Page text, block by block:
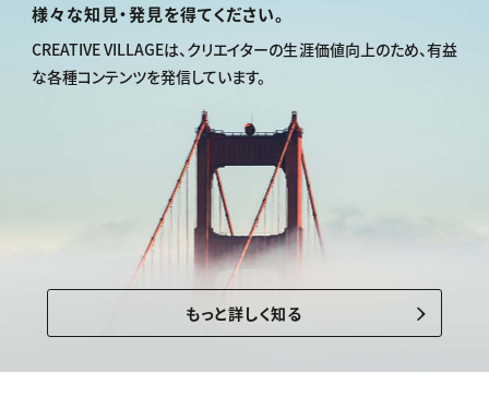
様々な知見・発見を得てください。
CREATIVE VILLAGEは、クリエイターの生涯価値向上のため、有益
な各種コンテンツを発信しています。
もっと詳しく知る